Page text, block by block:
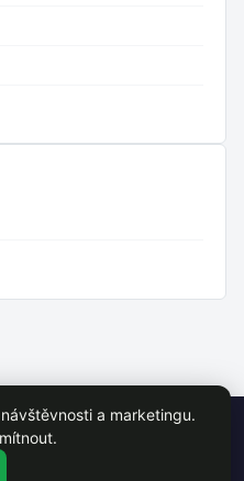
není oficálně spojen s VŠE
a marketingu.